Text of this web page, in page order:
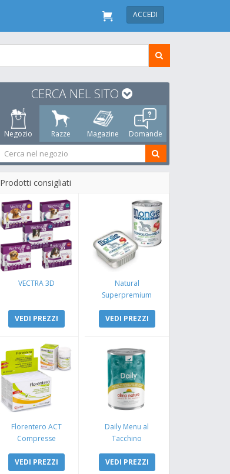
ACCEDI
CERCA NEL SITO
Negozio Razze Magazine Domande
Prodotti consigliati
VECTRA 3D
VEDI PREZZI
Natural
Superpremium
Coniglio e Mela
VEDI PREZZI
Florentero ACT
Compresse
VEDI PREZZI
Daily Menu al
Tacchino
VEDI PREZZI